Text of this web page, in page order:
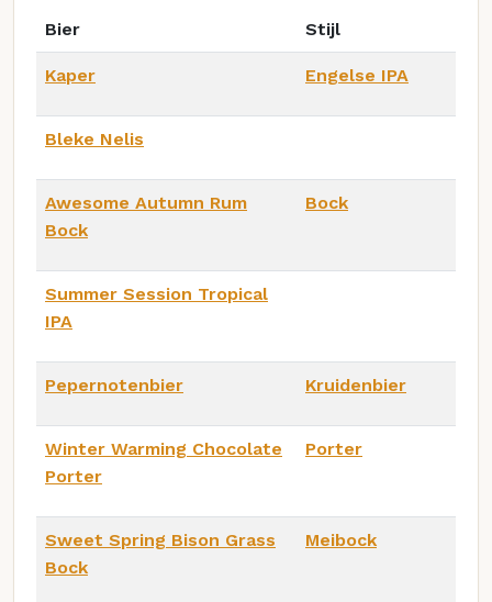
Bier Stijl
Kaper Engelse IPA
Bleke Nelis
Awesome Autumn Rum
Bock
Bock
Summer Session Tropical
IPA
Pepernotenbier Kruidenbier
Winter Warming Chocolate
Porter
Porter
Sweet Spring Bison Grass
Bock
Meibock